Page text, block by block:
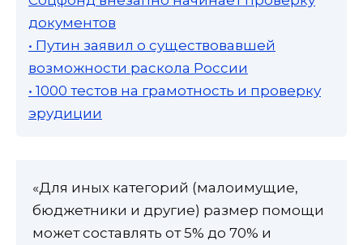
документов
• Путин заявил о существовавшей
возможности раскола России
• 1000 тестов на грамотность и проверку
эрудиции
«Для иных категорий (малоимущие,
бюджетники и другие) размер помощи
может составлять от 5% до 70% и